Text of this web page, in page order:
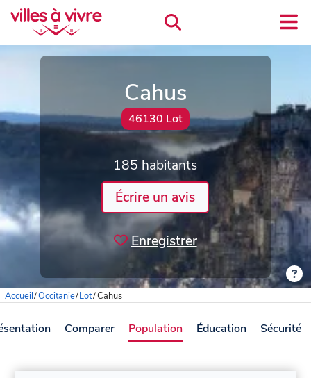
Cahus
46130 Lot
185 habitants
Écrire un avis
Enregistrer
Accueil/Occitanie/Lot/Cahus
Comparer Population Éducation Sécurité